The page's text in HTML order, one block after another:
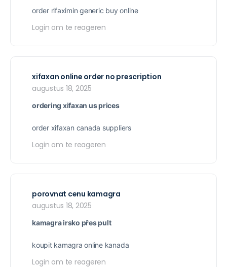
order rifaximin generic buy online
Login om te reageren
xifaxan online order no prescription
augustus 18, 2025
ordering xifaxan us prices
order xifaxan canada suppliers
Login om te reageren
porovnat cenu kamagra
augustus 18, 2025
kamagra irsko přes pult
koupit kamagra online kanada
Login om te reageren